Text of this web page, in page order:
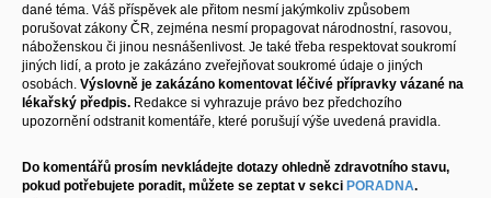
dané téma. Váš příspěvek ale přitom nesmí jakýmkoliv způsobem
porušovat zákony ČR, zejména nesmí propagovat národnostní, rasovou,
náboženskou či jinou nesnášenlivost. Je také třeba respektovat soukromí
jiných lidí, a proto je zakázáno zveřejňovat soukromé údaje o jiných
osobách. Výslovně je zakázáno komentovat léčivé přípravky vázané na
lékařský předpis. Redakce si vyhrazuje právo bez předchozího
upozornění odstranit komentáře, které porušují výše uvedená pravidla.
Do komentářů prosím nevkládejte dotazy ohledně zdravotního stavu,
pokud potřebujete poradit, můžete se zeptat v sekci PORADNA.